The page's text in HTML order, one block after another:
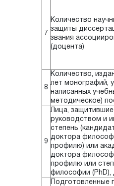
7
Количество
защиты
звания
(доцента)
8
Количество,
лет монографий,
написанных
методическое)
9
Лица,
руководством и
степень
доктора
профилю) или
доктора
профилю или
философии
Подготовленные